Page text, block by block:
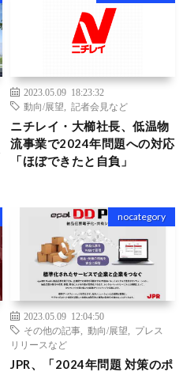
2023.05.09 18:23:32
動向/展望
記者会見など
ニチレイ・大櫛社長、低温物
流事業で2024年問題への対応
「ほぼできたと自負」
nocategory
2023.05.09 12:04:50
その他の記事
動向/展望
プレス
リリースなど
JPR、「2024年問題 対策のポ